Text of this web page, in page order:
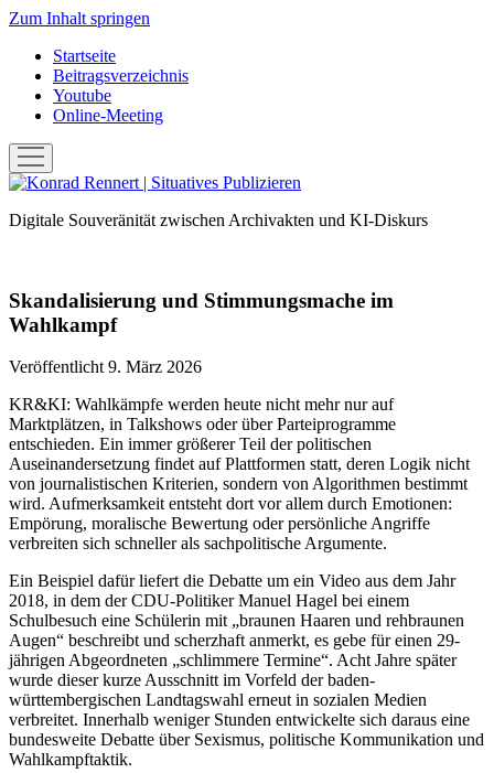
Zum Inhalt springen
Startseite
Beitragsverzeichnis
Youtube
Online-Meeting
Menü
öffnen
Konrad
|Digitale Souveränität zwischen Archivakten und KI-Diskurs
Skandalisierung und Stimmungsmache im
Wahlkampf
Veröffentlicht 9. März 2026
KR&KI: Wahlkämpfe werden heute nicht mehr nur auf
Marktplätzen, in Talkshows oder über Parteiprogramme
entschieden. Ein immer größerer Teil der politischen
Auseinandersetzung findet auf Plattformen statt, deren Logik nicht
von journalistischen Kriterien, sondern von Algorithmen bestimmt
wird. Aufmerksamkeit entsteht dort vor allem durch Emotionen:
Empörung, moralische Bewertung oder persönliche Angriffe
verbreiten sich schneller als sachpolitische Argumente.
Ein Beispiel dafür liefert die Debatte um ein Video aus dem Jahr
2018, in dem der CDU-Politiker Manuel Hagel bei einem
Schulbesuch eine Schülerin mit „braunen Haaren und rehbraunen
Augen“ beschreibt und scherzhaft anmerkt, es gebe für einen 29-
jährigen Abgeordneten „schlimmere Termine“. Acht Jahre später
wurde dieser kurze Ausschnitt im Vorfeld der baden-
württembergischen Landtagswahl erneut in sozialen Medien
verbreitet. Innerhalb weniger Stunden entwickelte sich daraus eine
bundesweite Debatte über Sexismus, politische Kommunikation und
Wahlkampftaktik.